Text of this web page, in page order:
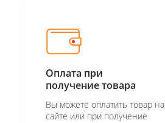
Оплата при
получение товара
Вы можете оплатить товар на
сайте или при получение